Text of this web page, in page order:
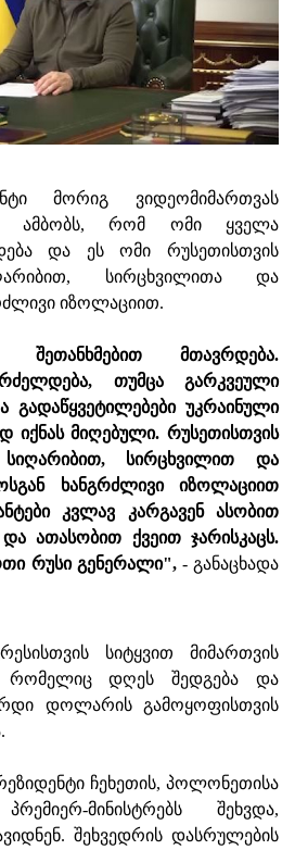
მორიგ ვიდეომიმართვას
ამბობს, რომ ომი ყველა
და ეს ომი რუსეთისთვის
სირცხვილითა და
იზოლაციით.
შეთანხმებით მთავრდება.
თუმცა გარკვეული
უკრაინული
იქნას მიღებული. რუსეთისთვის
სირცხვილით და
ხანგრძლივი იზოლაციით
კვლავ კარგავენ ასობით
ათასობით ქვეით ჯარისკაცს.
რუსი გენერალი",- განაცხადა
სიტყვით მიმართვის
რომელიც დღეს შედგება და
დოლარის გამოყოფისთვის
ჩეხეთის, პოლონეთისა
მინისტრებს შეხვდა,
შეხვედრის დასრულების